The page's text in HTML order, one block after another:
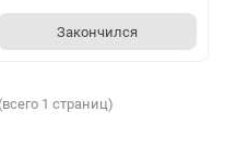
Закончился
1 страниц)